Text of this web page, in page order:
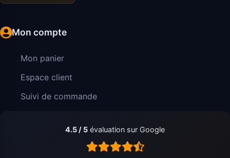
Mon compte
Mon panier
Espace client
Suivi de commande
4.5 / 5 évaluation sur Google